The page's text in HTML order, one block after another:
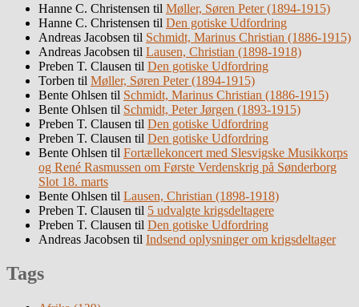
Hanne C. Christensen til Møller, Søren Peter (1894-1915)
Hanne C. Christensen til Den gotiske Udfordring
Andreas Jacobsen til Schmidt, Marinus Christian (1886-1915)
Andreas Jacobsen til Lausen, Christian (1898-1918)
Preben T. Clausen til Den gotiske Udfordring
Torben til Møller, Søren Peter (1894-1915)
Bente Ohlsen til Schmidt, Marinus Christian (1886-1915)
Bente Ohlsen til Schmidt, Peter Jørgen (1893-1915)
Preben T. Clausen til Den gotiske Udfordring
Preben T. Clausen til Den gotiske Udfordring
Bente Ohlsen til Fortællekoncert med Slesvigske Musikkorps
og René Rasmussen om Første Verdenskrig på Sønderborg
Slot 18. marts
Bente Ohlsen til Lausen, Christian (1898-1918)
Preben T. Clausen til 5 udvalgte krigsdeltagere
Preben T. Clausen til Den gotiske Udfordring
Andreas Jacobsen til Indsend oplysninger om krigsdeltager
Tags